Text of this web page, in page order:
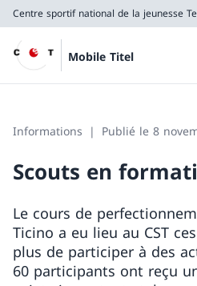
Centre sportif national de la jeunesse
Mobile Titel
Informations Publié le 8
Scouts en
Le cours de
Ticino a eu lieu au CST
plus de participer à des
60 participants ont reçu